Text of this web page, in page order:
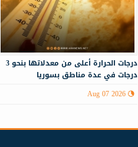
درجات الحرارة أعلى من معدلاتها بنحو 3
درجات في عدة مناطق بسوريا
Aug 07 2026